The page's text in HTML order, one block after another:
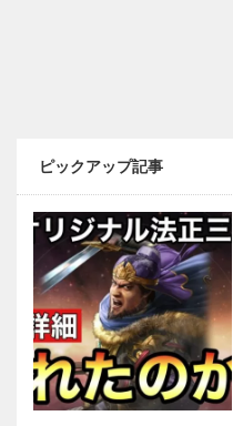
ピックアップ記事